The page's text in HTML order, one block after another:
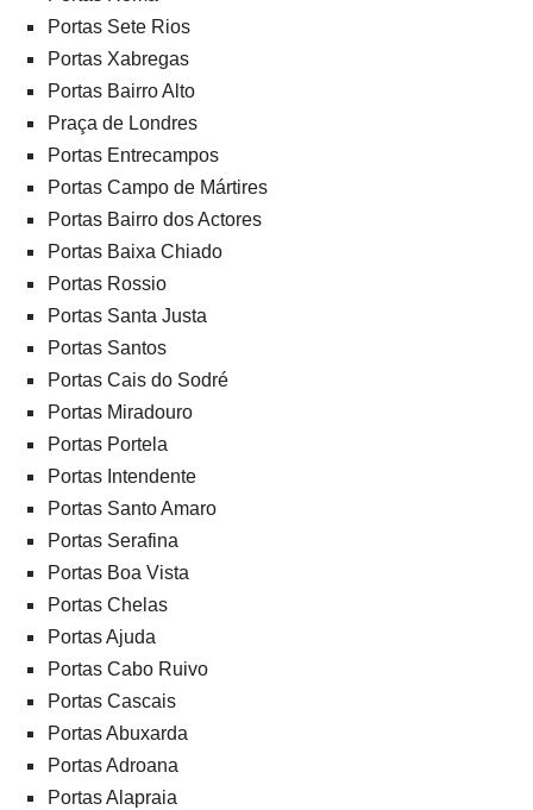
Portas Sete Rios
Portas Xabregas
Portas Bairro Alto
Praça de Londres
Portas Entrecampos
Portas Campo de Mártires
Portas Bairro dos Actores
Portas Baixa Chiado
Portas Rossio
Portas Santa Justa
Portas Santos
Portas Cais do Sodré
Portas Miradouro
Portas Portela
Portas Intendente
Portas Santo Amaro
Portas Serafina
Portas Boa Vista
Portas Chelas
Portas Ajuda
Portas Cabo Ruivo
Portas Cascais
Portas Abuxarda
Portas Adroana
Portas Alapraia